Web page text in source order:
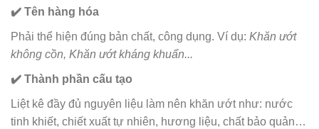
✔️ Tên hàng hóa
Phải thể hiện đúng bản chất, công dụng. Ví dụ: Khăn ướt
không cồn, Khăn ướt kháng khuẩn...
✔️ Thành phần cấu tạo
Liệt kê đầy đủ nguyên liệu làm nên khăn ướt như: nước
tinh khiết, chiết xuất tự nhiên, hương liệu, chất bảo quản…